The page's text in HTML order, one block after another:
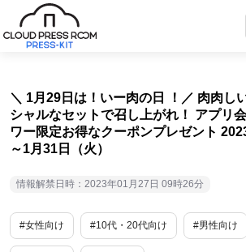
＼ 1月29日は！いー肉の日 ！／ 肉肉し
シャルなセットで召し上がれ！ アプリ
ワー限定お得なクーポンプレゼント
～1月31日（火）
情報解禁日時：2023年01月27日 09時26分
#女性向け #10代・20代向け #男性向け